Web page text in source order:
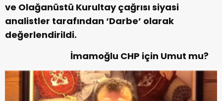
ve Olağanüstü Kurultay çağrısı siyasi
analistler tarafından ‘Darbe’ olarak
değerlendirildi.
İmamoğlu CHP için Umut mu?